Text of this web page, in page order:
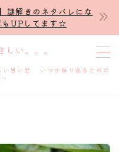
謎解きのネタバレにな
もUPしてます☆
しい。。。
い思い出 いつか振り返るための